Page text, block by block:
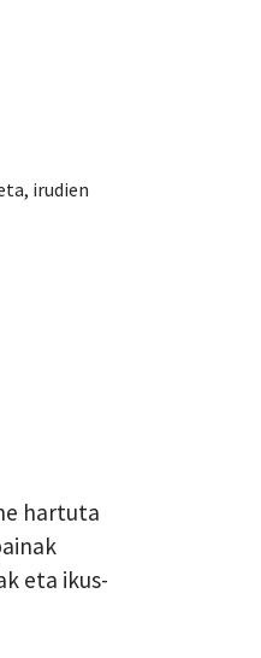
irudien
hartuta
eta ikus-